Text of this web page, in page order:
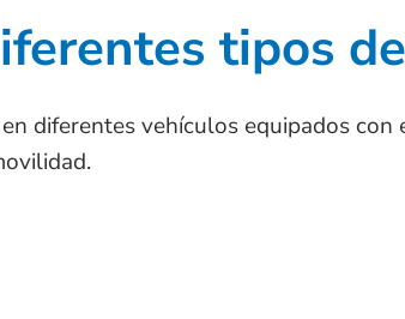
tipos
diferentes vehículos equipados